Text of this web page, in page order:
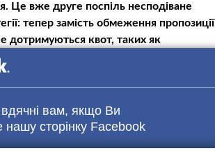
вам, якщо Ви
нашу сторінку Facebook
Це вже друге поспіль несподіване
тепер замість обмеження пропозиції
дотримуються квот, таких як